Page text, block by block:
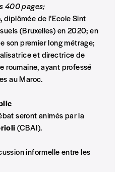
inclus
inclus
400 pages;
, diplômée de l’Ecole Sint
(Bruxelles) en 2020; en
son premier long métrage;
et directrice de
roumaine, ayant professé
au Maroc.
seront animés par la
(CBAI).
informelle entre les